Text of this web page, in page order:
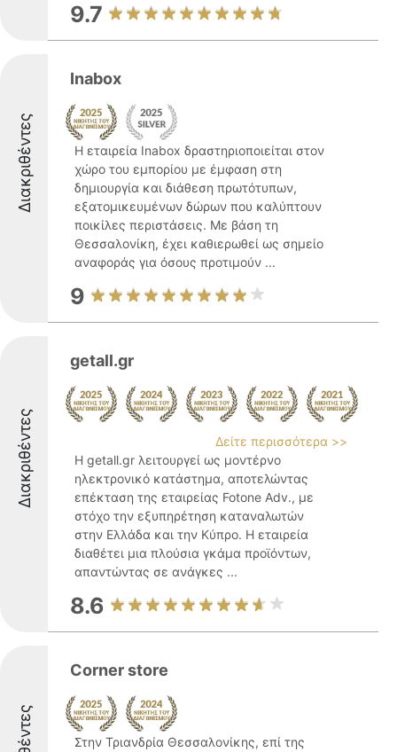
9.7
Διακριθέντες
Inabox
Η εταιρεία Inabox δραστηριοποιείται στον
χώρο του εμπορίου με έμφαση στη
δημιουργία και διάθεση πρωτότυπων,
εξατομικευμένων δώρων που καλύπτουν
ποικίλες περιστάσεις. Με βάση τη
Θεσσαλονίκη, έχει καθιερωθεί ως σημείο
αναφοράς για όσους προτιμούν ...
9
Διακριθέντες
getall.gr
Δείτε περισσότερα >>
Η getall.gr λειτουργεί ως μοντέρνο
ηλεκτρονικό κατάστημα, αποτελώντας
επέκταση της εταιρείας Fotone Adv., με
στόχο την εξυπηρέτηση καταναλωτών
στην Ελλάδα και την Κύπρο. Η εταιρεία
διαθέτει μια πλούσια γκάμα προϊόντων,
απαντώντας σε ανάγκες ...
8.6
Corner store
Στην Τριανδρία Θεσσαλονίκης, επί της